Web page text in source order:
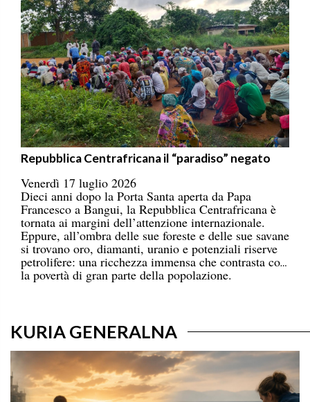
Repubblica Centrafricana il “paradiso” negato
Venerdì 17 luglio 2026
Dieci anni dopo la Porta Santa aperta da Papa
Francesco a Bangui, la Repubblica Centrafricana è
tornata ai margini dell’attenzione internazionale.
Eppure, all’ombra delle sue foreste e delle sue savane
si trovano oro, diamanti, uranio e potenziali riserve
petrolifere: una ricchezza immensa che contrasta con
la povertà di gran parte della popolazione.
KURIA GENERALNA